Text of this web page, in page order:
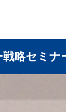
略セミナ